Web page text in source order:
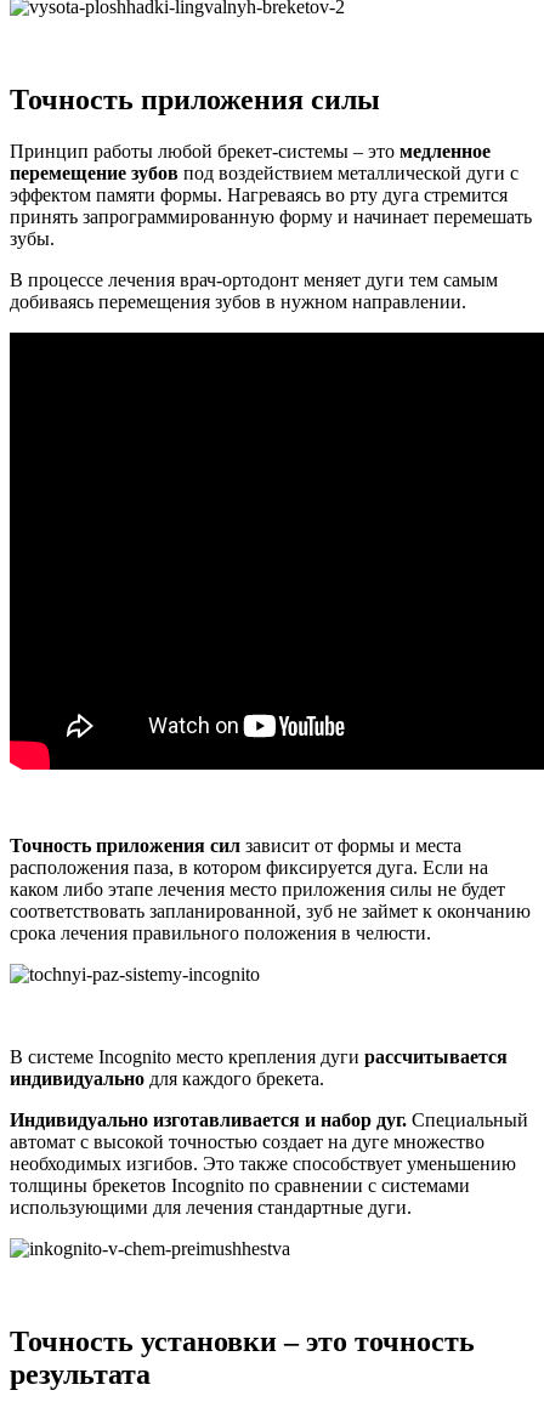
Точность приложения силы
Принцип работы любой брекет-системы – это медленное
перемещение зубов под воздействием металлической дуги с
эффектом памяти формы. Нагреваясь во рту дуга стремится
принять запрограммированную форму и начинает перемешать
зубы.
В процессе лечения врач-ортодонт меняет дуги тем самым
добиваясь перемещения зубов в нужном направлении.
Точность приложения сил зависит от формы и места
расположения паза, в котором фиксируется дуга. Если на
каком либо этапе лечения место приложения силы не будет
соответствовать запланированной, зуб не займет к окончанию
срока лечения правильного положения в челюсти.
В системе Incognito место крепления дуги рассчитывается
индивидуально для каждого брекета.
Индивидуально изготавливается и набор дуг. Специальный
автомат с высокой точностью создает на дуге множество
необходимых изгибов. Это также способствует уменьшению
толщины брекетов Incognito по сравнении с системами
использующими для лечения стандартные дуги.
Точность установки – это точность
результата